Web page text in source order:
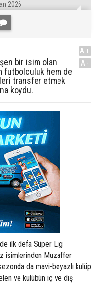
2026
bir isim olan
futbolculuk hem de
transfer etmek
koydu.
A+
A-
ilk defa Süper Lig
isimlerinden Muzaffer
da mavi-beyazlı kulüp
ve kulübün iç ve dış